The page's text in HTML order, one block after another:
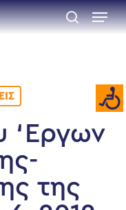
search
Menu
‘Εργων
της